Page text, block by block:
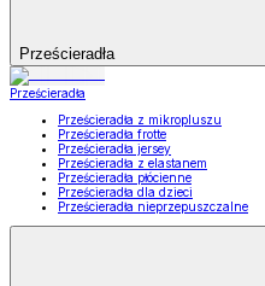
Prześcieradła
Prześcieradła
Prześcieradła z mikropluszu
Prześcieradła frotte
Prześcieradła jersey
Prześcieradła z elastanem
Prześcieradła płócienne
Prześcieradła dla dzieci
Prześcieradła nieprzepuszczalne